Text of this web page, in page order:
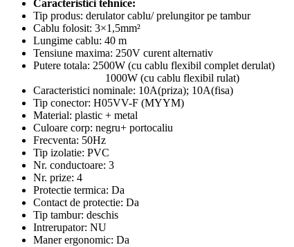
Caracteristici tehnice:
Tip produs: derulator cablu/ prelungitor pe tambur
Cablu folosit: 3×1,5mm²
Lungime cablu: 40 m
Tensiune maxima: 250V curent alternativ
Putere totala: 2500W (cu cablu flexibil complet derulat)
1000W (cu cablu flexibil rulat)
Caracteristici nominale: 10A(priza); 10A(fisa)
Tip conector: H05VV-F (MYYM)
Material: plastic + metal
Culoare corp: negru+ portocaliu
Frecventa: 50Hz
Tip izolatie: PVC
Nr. conductoare: 3
Nr. prize: 4
Protectie termica: Da
Contact de protectie: Da
Tip tambur: deschis
Intrerupator: NU
Maner ergonomic: Da